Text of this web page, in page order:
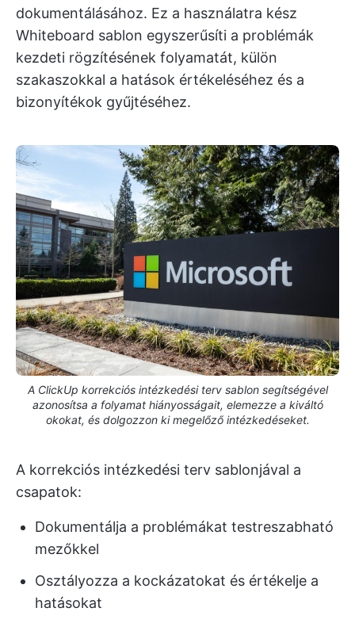
dokumentálásához. Ez a használatra kész
Whiteboard sablon egyszerűsíti a problémák
kezdeti rögzítésének folyamatát, külön
szakaszokkal a hatások értékeléséhez és a
bizonyítékok gyűjtéséhez.
A ClickUp korrekciós intézkedési terv sablon segítségével
azonosítsa a folyamat hiányosságait, elemezze a kiváltó
okokat, és dolgozzon ki megelőző intézkedéseket.
A korrekciós intézkedési terv sablonjával a
csapatok:
Dokumentálja a problémákat testreszabható
mezőkkel
Osztályozza a kockázatokat és értékelje a
hatásokat